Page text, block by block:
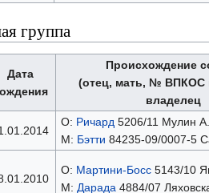
группа
Дата
Происхождение
(отец, мать, № ВПКОС
владелец
О: Ричард5206/11 Мулин
М: Бэтти 84235-09/0007-5
О: Мартини-Босс5143/10
М: Дарада4884/07